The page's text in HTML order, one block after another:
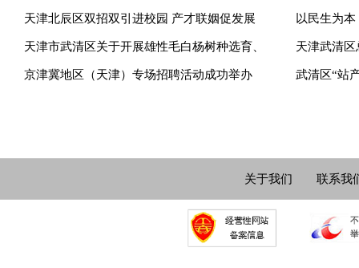
天津北辰区双招双引进校园 产才联姻促发展 以民生为
天津市武清区关于开展雄性毛白杨树种选育、 天津武清
京津冀地区（天津）专场招聘活动成功举办 武清区“站
关于我们 联系我